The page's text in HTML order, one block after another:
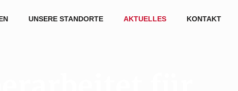
UNSERE STANDORTE AKTUELLES KONTAKT